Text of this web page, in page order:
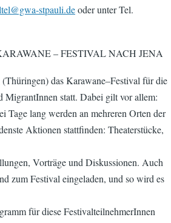
stpauli.deoder unter Tel.
– FESTIVAL NACH JENA
das Karawane–Festival für die
MigrantInnen statt. Dabei gilt vor allem:
Tage lang werden an mehreren Orten der
Aktionen stattfinden: Theaterstücke,
Vorträge und Diskussionen. Auch
zum Festival eingeladen, und so wird es
für diese FestivalteilnehmerInnen